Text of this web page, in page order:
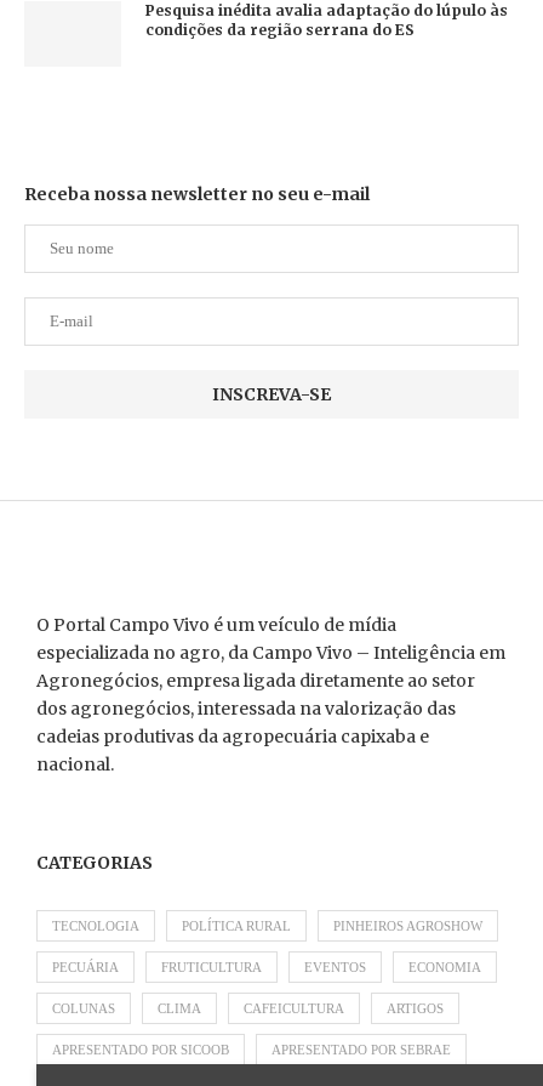
Pesquisa inédita avalia adaptação do lúpulo às
condições da região serrana do ES
Receba nossa newsletter no seu e-mail
O Portal Campo Vivo é um veículo de mídia
especializada no agro, da Campo Vivo – Inteligência em
Agronegócios, empresa ligada diretamente ao setor
dos agronegócios, interessada na valorização das
cadeias produtivas da agropecuária capixaba e
nacional.
CATEGORIAS
TECNOLOGIA POLÍTICA RURAL PINHEIROS AGROSHOW
PECUÁRIA FRUTICULTURA EVENTOS ECONOMIA
COLUNAS CLIMA CAFEICULTURA ARTIGOS
APRESENTADO POR SICOOB APRESENTADO POR SEBRAE